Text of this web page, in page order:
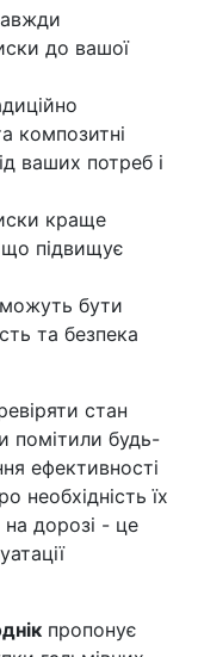
до вашої
композитні
ваших потреб і
краще
підвищує
можуть бути
та безпека
стан
помітили будь-
ефективності
необхідність їх
дорозі - це
пропонує